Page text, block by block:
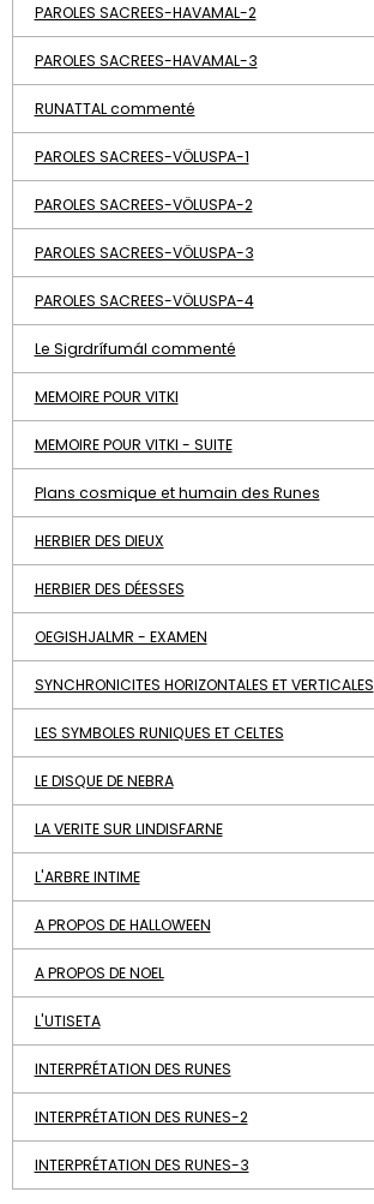
PAROLES SACREES-HAVAMAL-2
PAROLES SACREES-HAVAMAL-3
RUNATTAL commenté
PAROLES SACREES-VÖLUSPA-1
PAROLES SACREES-VÖLUSPA-2
PAROLES SACREES-VÖLUSPA-3
PAROLES SACREES-VÖLUSPA-4
Le Sigrdrífumál commenté
MEMOIRE POUR VITKI
MEMOIRE POUR VITKI - SUITE
Plans cosmique et humain des Runes
HERBIER DES DIEUX
HERBIER DES DÉESSES
OEGISHJALMR - EXAMEN
SYNCHRONICITES HORIZONTALES ET VERTICALES
LES SYMBOLES RUNIQUES ET CELTES
LE DISQUE DE NEBRA
LA VERITE SUR LINDISFARNE
L'ARBRE INTIME
A PROPOS DE HALLOWEEN
A PROPOS DE NOEL
L'UTISETA
INTERPRÉTATION DES RUNES
INTERPRÉTATION DES RUNES-2
INTERPRÉTATION DES RUNES-3